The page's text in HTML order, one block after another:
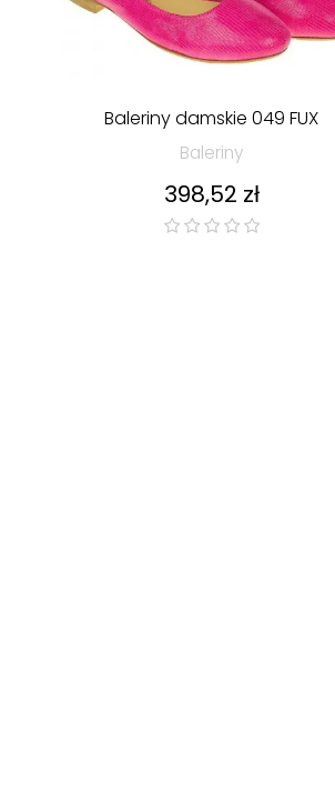
Baleriny damskie 049 FUX
Baleriny
Cena
398,52 zł